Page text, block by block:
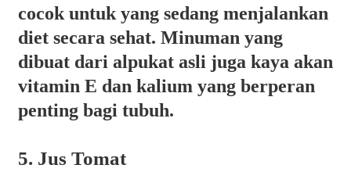
cocok untuk yang sedang menjalankan
diet secara sehat. Minuman yang
dibuat dari alpukat asli juga kaya akan
vitamin E dan kalium yang berperan
penting bagi tubuh.
5. Jus Tomat